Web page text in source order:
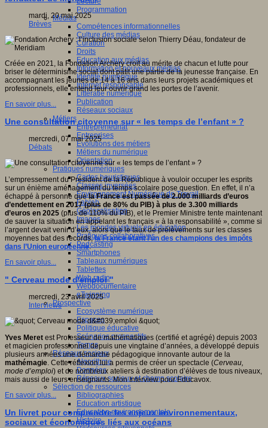
Programmation
Médias
Compétences informationnelles
Culture des médias
Curation
Droits
Education aux médias
Information et nouveaux médias
Identité numérique
Internet responsable
Littératie numérique
Publication
Réseaux sociaux
Métiers
Entrepreneuriat
Entreprises
Evolutions des métiers
Métiers du numérique
Orientation
Pratiques numériques
Cartes heuristiques
Classes inversées
Environnement Numérique de Travail
Fablab
Géolocalisation
Images
Les mondes virtuels en éducation
Pratiques collaboratives
Podcasting
Smartphones
Tableaux numériques
Tablettes
Web radio
Webdocumentaire
eTwinning
Prospective
Ecosystème numérique
Espaces
Politique éducative
Scénarios prospectifs
Temps
Réseaux sociaux
Algorithme
Données
Réseaux sociaux et champ scolaire
Sélection de ressources
Bibliographies
Education artistique
Education environnementale
Histoire
mardi, 20 mai 2025
Brèves
Créée en 2021, la Fondation Archery croit au mérite de chacun et lutte pour
briser le déterminisme social dont pâtit une partie de la jeunesse française. En
accompagnant les jeunes de 14 à 16 ans dans leurs projets académiques et
professionnels, elle entend leur ouvrir grand les portes de l’avenir.
En savoir plus...
Une consultation citoyenne sur « les temps de l’enfant » ?
mercredi, 07 mai 2025
Débats
L’empressement du Président de la République à vouloir occuper les esprits
sur un énième aménagement du temps scolaire pose question. En effet, il n’a
échappé à personne quela France est passée de 2.000 milliards d’euros
d’endettement en 2017 (plus de 80% du PIB) à plus de 3.300 milliards
d’euros en 2025 (plus de 110% du PIB), et le Premier Ministre tente maintenant
de sauver la situation en appelant les français « à la responsabilité », comme si
l’argent devait venir d’eux, alors que le taux de prélèvements sur les classes
moyennes bat des records,la France étant l’un des champions des impôts
dans l’Union européenne.
En savoir plus...
" Cerveau mode d'emploi "
mercredi, 23 avril 2025
Interviews
Yves Meret est Professeur de mathématiques (certifié et agrégé) depuis 2003
et magicien professionnel depuis une vingtaine d’années, a développé depuis
plusieurs années une démarche pédagogique innovante autour de la
mathémagie. Cette réflexion lui a permis de créer un spectacle (Cerveau,
mode d’emploi) et de nombreux ateliers à destination d’élèves de tous niveaux,
mais aussi de leurs enseignants. Mon Interview pour Educavox.
En savoir plus...
Un livret pour comprendre les enjeux environnementaux,
sociaux et économiques liés aux océans